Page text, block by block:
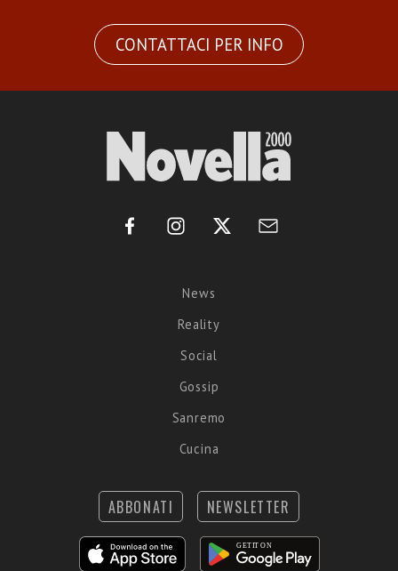
CONTATTACI PER INFO
News
Reality
Social
Gossip
Sanremo
Cucina
ABBONATI NEWSLETTER